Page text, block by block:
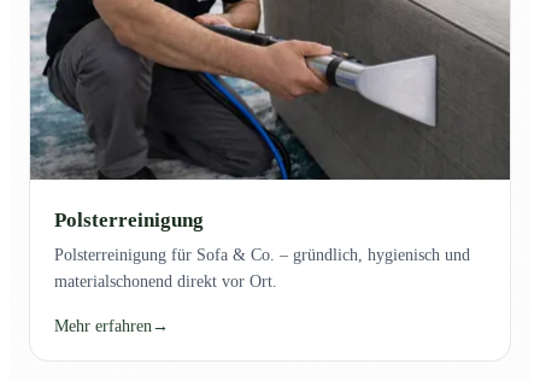
Polsterreinigung
Polsterreinigung für Sofa & Co. – gründlich, hygienisch und
materialschonend direkt vor Ort.
Mehr erfahren→